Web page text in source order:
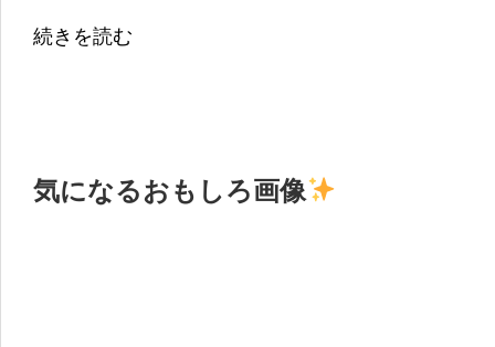
続きを読む
気になるおもしろ画像